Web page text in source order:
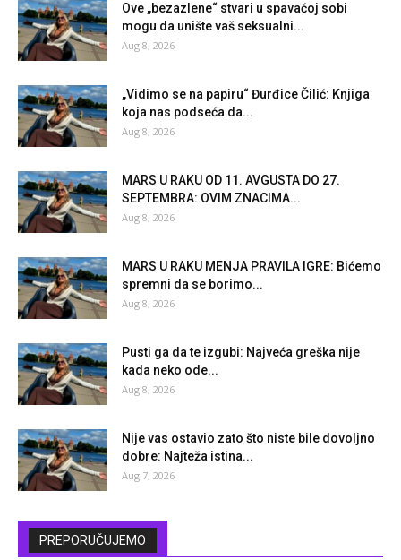
Ove „bezazlene“ stvari u spavaćoj sobi
mogu da unište vaš seksualni...
Aug 8, 2026
„Vidimo se na papiru“ Đurđice Čilić: Knjiga
koja nas podseća da...
Aug 8, 2026
MARS U RAKU OD 11. AVGUSTA DO 27.
SEPTEMBRA: OVIM ZNACIMA...
Aug 8, 2026
MARS U RAKU MENJA PRAVILA IGRE: Bićemo
spremni da se borimo...
Aug 8, 2026
Pusti ga da te izgubi: Najveća greška nije
kada neko ode...
Aug 8, 2026
Nije vas ostavio zato što niste bile dovoljno
dobre: Najteža istina...
Aug 7, 2026
PREPORUČUJEMO